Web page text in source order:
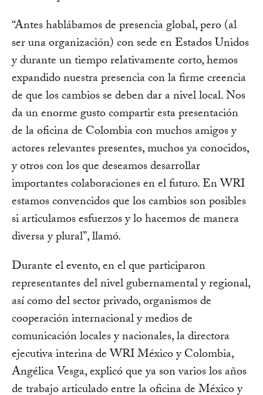
“Antes hablábamos de presencia global, pero (al
ser una organización) con sede en Estados Unidos
y durante un tiempo relativamente corto, hemos
expandido nuestra presencia con la firme creencia
de que los cambios se deben dar a nivel local. Nos
da un enorme gusto compartir esta presentación
de la oficina de Colombia con muchos amigos y
actores relevantes presentes, muchos ya conocidos,
y otros con los que deseamos desarrollar
importantes colaboraciones en el futuro. En WRI
estamos convencidos que los cambios son posibles
si articulamos esfuerzos y lo hacemos de manera
diversa y plural”, llamó.
Durante el evento, en el que participaron
representantes del nivel gubernamental y regional,
así como del sector privado, organismos de
cooperación internacional y medios de
comunicación locales y nacionales, la directora
ejecutiva interina de WRI México y Colombia,
Angélica Vesga, explicó que ya son varios los años
de trabajo articulado entre la oficina de México y